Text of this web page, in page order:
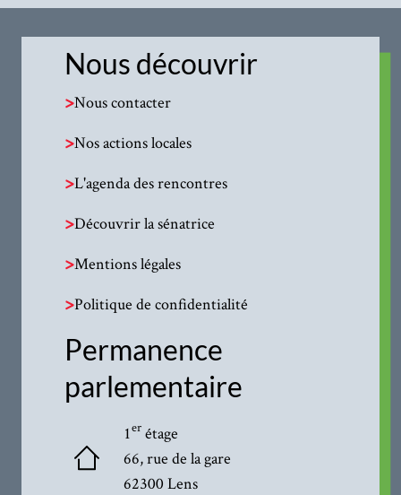
Nous découvrir
>Nous contacter
>Nos actions locales
>L'agenda des rencontres
>Découvrir la sénatrice
>Mentions légales
>Politique de confidentialité
Permanence
parlementaire
1erétage
66, rue de la gare
62300 Lens